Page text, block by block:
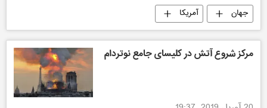
جهان آمریکا
مرکز شروع آتش در کلیسای جامع نوتردام